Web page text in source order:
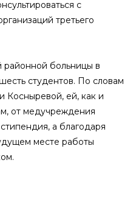
с
третьего
районной больницы в
студентов. По словам
Косныревой, ей, как и
от медучреждения
а благодаря
месте работы